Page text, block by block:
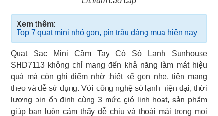
Xem thêm:
Top 7 quạt mini nhỏ gọn, pin trâu đáng mua hiện nay
Quạt Sạc Mini Cầm Tay Có Sò Lạnh Sunhouse
SHD7113 không chỉ mang đến khả năng làm mát hiệu
quả mà còn ghi điểm nhờ thiết kế gọn nhẹ, tiện mang
theo và dễ sử dụng. Với công nghệ sò lạnh hiện đại, thời
lượng pin ổn định cùng 3 mức gió linh hoạt, sản phẩm
giúp bạn luôn cảm thấy dễ chịu và thoải mái trong mọi